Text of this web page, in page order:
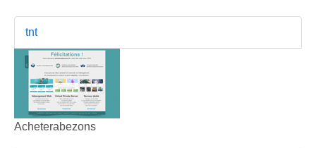
tnt
Acheterabezons